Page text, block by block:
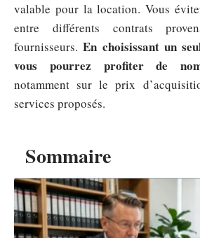
Sommaire
valable pour la location. Vous
entre différents contrats
fournisseurs.En choisissant un
vous pourrez profiter de
notamment sur le prix
services proposés.